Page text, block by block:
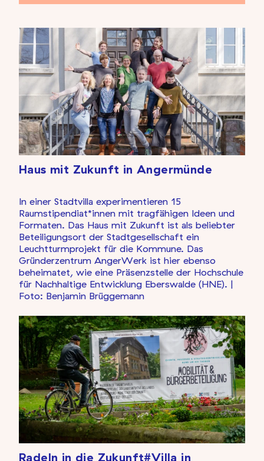
Haus mit Zukunft in Angermünde
In einer Stadtvilla experimentieren 15
Raumstipendiat*innen mit tragfähigen Ideen und
Formaten. Das Haus mit Zukunft ist als beliebter
Beteiligungsort der Stadtgesellschaft ein
Leuchtturmprojekt für die Kommune. Das
Gründerzentrum AngerWerk ist hier ebenso
beheimatet, wie eine Präsenzstelle der Hochschule
für Nachhaltige Entwicklung Eberswalde (HNE). |
Foto: Benjamin Brüggemann
Radeln in die Zukunft#Villa in